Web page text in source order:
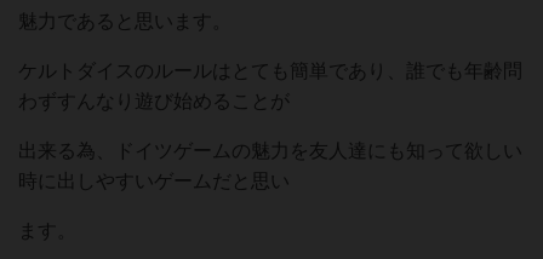
魅力であると思います。
ケルトダイスのルールはとても簡単であり、誰でも年齢問
わずすんなり遊び始めることが
出来る為、ドイツゲームの魅力を友人達にも知って欲しい
時に出しやすいゲームだと思い
ます。